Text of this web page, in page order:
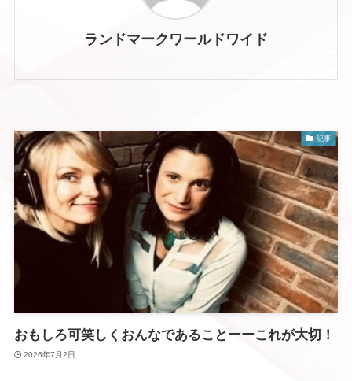
ランドマークワールドワイド
記事
おもしろ可笑しくおんなであることーーこれが大切！
2026年7月2日